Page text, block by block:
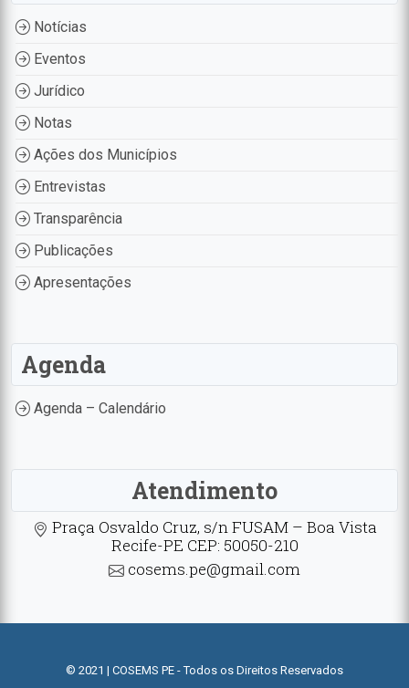
Notícias
Eventos
Jurídico
Notas
Ações dos Municípios
Entrevistas
Transparência
Publicações
Apresentações
Agenda
Agenda – Calendário
Atendimento
Praça Osvaldo Cruz, s/n FUSAM – Boa Vista
Recife-PE CEP: 50050-210
cosems.pe@gmail.com
© 2021 | COSEMS PE - Todos os Direitos Reservados